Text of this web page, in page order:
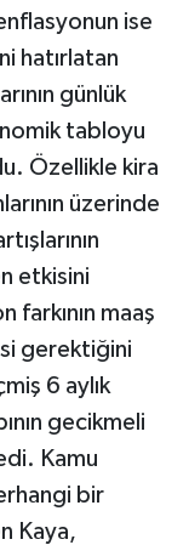
ise
hatırlatan
günlük
tabloyu
Özellikle kira
üzerinde
etkisini
maaş
gerektiğini
6 aylık
gecikmeli
Kamu
bir
Kaya,